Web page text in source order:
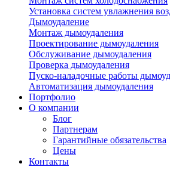
Установка систем увлажнения
Дымоудаление
Монтаж дымоудаления
Проектирование дымоудаления
Обслуживание дымоудаления
Проверка дымоудаления
Пуско-наладочные работы
Автоматизация дымоудаления
Портфолио
О компании
Блог
Партнерам
Гарантийные обязательства
Цены
Контакты